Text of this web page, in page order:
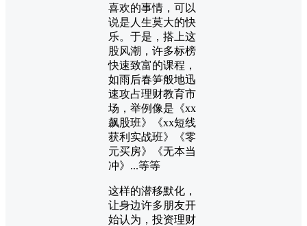
喜欢的事情，可以
说是人生莫大的快
乐。于是，搭上这
股风潮，许多标榜
快速致富的课程，
如雨后春笋般地迅
速攻占理财教育市
场，举例像是《xx
飙股班》《xx短线
获利实战班》《零
元买房》《无本当
冲》...等等
这样的潜移默化，
让身边许多朋友开
始认为，投资理财